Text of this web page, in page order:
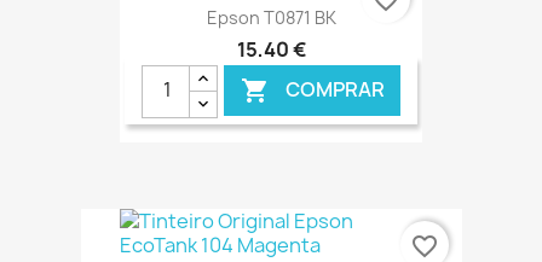
Epson T0871 BK
15,40 €
 COMPRAR
€ ONLINE favorite_border